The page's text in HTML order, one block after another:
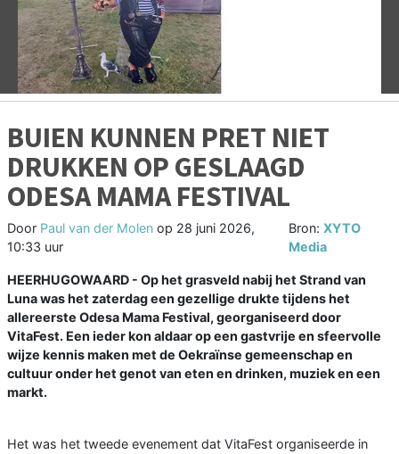
Vorige
BUIEN KUNNEN PRET NIET
DRUKKEN OP GESLAAGD
ODESA MAMA FESTIVAL
Door Paul van der Molen op 28 juni 2026,
10:33 uur
Bron: XYTO
Media
HEERHUGOWAARD - Op het grasveld nabij het Strand van
Luna was het zaterdag een gezellige drukte tijdens het
allereerste Odesa Mama Festival, georganiseerd door
VitaFest. Een ieder kon aldaar op een gastvrije en sfeervolle
wijze kennis maken met de Oekraïnse gemeenschap en
cultuur onder het genot van eten en drinken, muziek en een
markt.
Het was het tweede evenement dat VitaFest organiseerde in